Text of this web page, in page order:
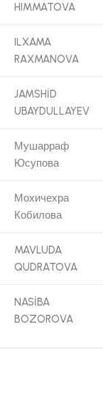
HIMMATOVA
ILXAMA
RAXMANOVA
JAMSHİD
UBAYDULLAYEV
Мушарраф
Юсупова
Мохичехра
Кобилова
MAVLUDA
QUDRATOVA
NASİBA
BOZOROVA